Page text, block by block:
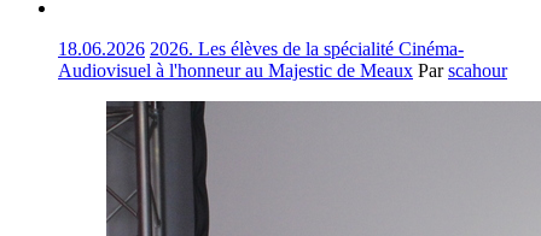
18.06.2026 2026. Les élèves de la spécialité Cinéma-
Audiovisuel à l'honneur au Majestic de Meaux Parscahour